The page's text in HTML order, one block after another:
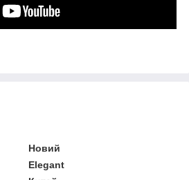
Новий
Elegant